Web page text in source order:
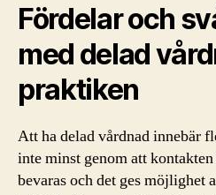
Fördelar och
med delad
praktiken
Att ha delad vårdnad innebär
inte minst genom att
bevaras och det ges möjlighet